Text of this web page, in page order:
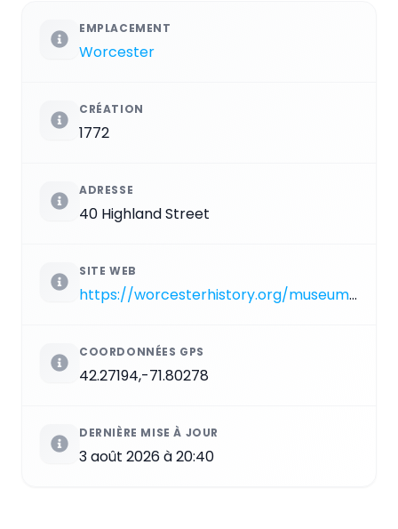
EMPLACEMENT
Worcester
CRÉATION
1772
ADRESSE
40 Highland Street
SITE WEB
https://worcesterhistory.org/museum/salisbury-mansion
COORDONNÉES GPS
42.27194,-71.80278
DERNIÈRE MISE À JOUR
3 août 2026 à 20:40